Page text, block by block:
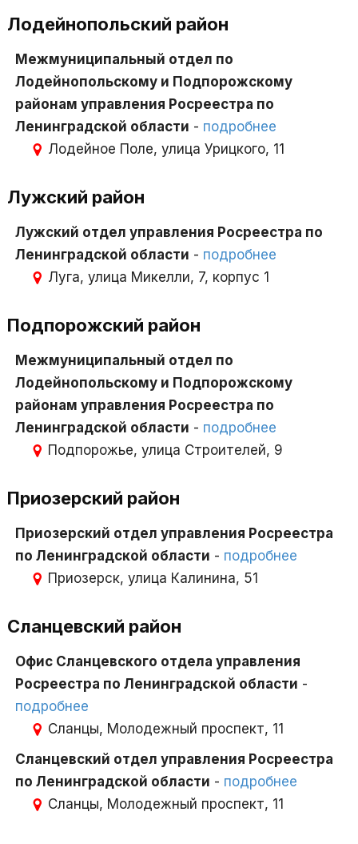
Лодейнопольский район
Межмуниципальный отдел по
Лодейнопольскому и Подпорожскому
районам управления Росреестра по
Ленинградской области - подробнее
Лодейное Поле, улица Урицкого, 11
Лужский район
Лужский отдел управления Росреестра по
Ленинградской области - подробнее
Луга, улица Микелли, 7, корпус 1
Подпорожский район
Межмуниципальный отдел по
Лодейнопольскому и Подпорожскому
районам управления Росреестра по
Ленинградской области - подробнее
Подпорожье, улица Строителей, 9
Приозерский район
Приозерский отдел управления Росреестра
по Ленинградской области - подробнее
Приозерск, улица Калинина, 51
Сланцевский район
Офис Сланцевского отдела управления
Росреестра по Ленинградской области -
подробнее
Сланцы, Молодежный проспект, 11
Сланцевский отдел управления Росреестра
по Ленинградской области - подробнее
Сланцы, Молодежный проспект, 11